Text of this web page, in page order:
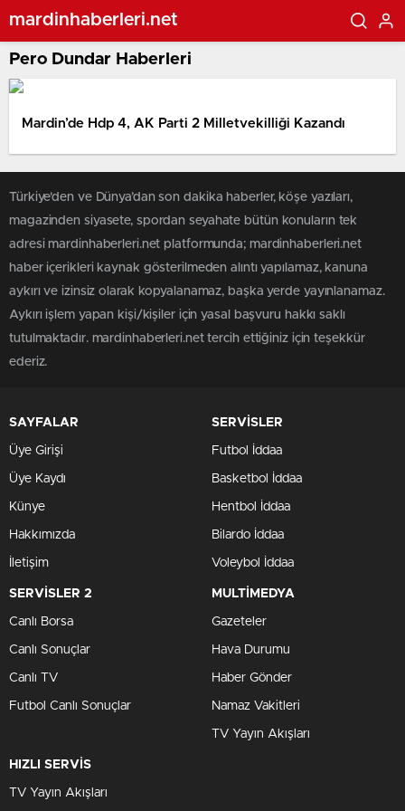
mardinhaberleri.net
Pero Dundar Haberleri
Mardin’de Hdp 4, AK Parti 2 Milletvekilliği Kazandı
Türkiye'den ve Dünya’dan son dakika haberler, köşe yazıları,
magazinden siyasete, spordan seyahate bütün konuların tek
adresi mardinhaberleri.net platformunda; mardinhaberleri.net
haber içerikleri kaynak gösterilmeden alıntı yapılamaz, kanuna
aykırı ve izinsiz olarak kopyalanamaz, başka yerde yayınlanamaz.
Aykırı işlem yapan kişi/kişiler için yasal başvuru hakkı saklı
tutulmaktadır. mardinhaberleri.net tercih ettiğiniz için teşekkür
ederiz.
SAYFALAR
Üye Girişi
Üye Kaydı
Künye
Hakkımızda
İletişim
SERVİSLER
Futbol İddaa
Basketbol İddaa
Hentbol İddaa
Bilardo İddaa
Voleybol İddaa
SERVİSLER 2
Canlı Borsa
Canlı Sonuçlar
Canlı TV
Futbol Canlı Sonuçlar
MULTİMEDYA
Gazeteler
Hava Durumu
Haber Gönder
Namaz Vakitleri
TV Yayın Akışları
HIZLI SERVİS
TV Yayın Akışları